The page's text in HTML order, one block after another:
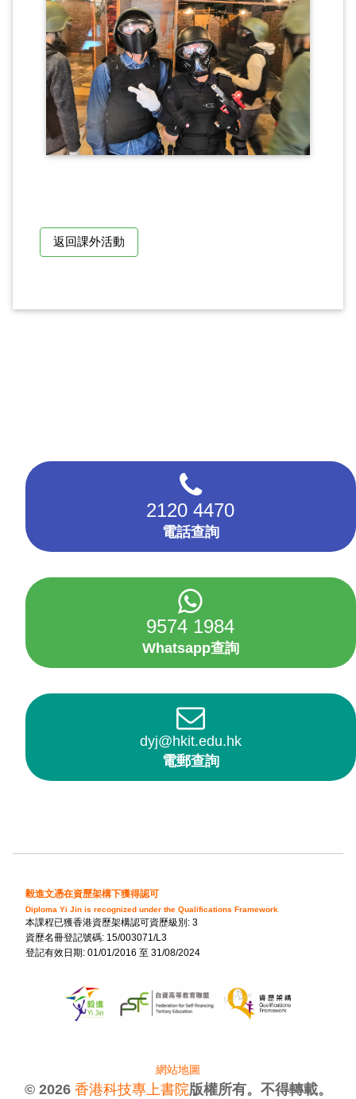
返回課外活動
2120 4470
電話查詢
9574 1984
Whatsapp查詢
dyj@hkit.edu.hk
電郵查詢
毅進文憑在資歷架構下獲得認可
Diploma Yi Jin is recognized under the Qualifications Framework
本課程已獲香港資歷架構認可資歷級別: 3
資歷名冊登記號碼: 15/003071/L3
登記有效日期: 01/01/2016 至 31/08/2024
網站地圖
© 2026 香港科技專上書院版權所有。不得轉載。